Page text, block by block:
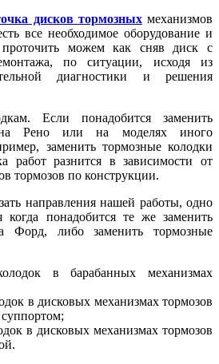
дисков тормозныхмеханизмов
все необходимое оборудование и
можем как сняв диск с
по ситуации, исходя из
диагностики и решения
Если понадобится заменить
на Рено или на моделях иного
заменить тормозные колодки
работ разнится в зависимости от
тормозов по конструкции.
направления нашей работы, одно
когда понадобится те же заменить
Форд, либо заменить тормозные
в барабанных механизмах
в дисковых механизмах тормозов
в дисковых механизмах тормозов